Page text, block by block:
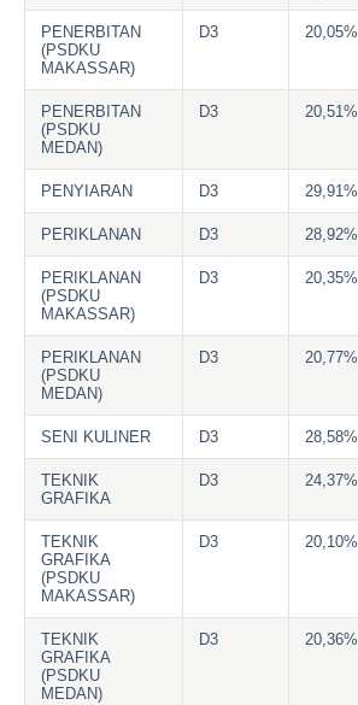
PENERBITAN
(PSDKU
MAKASSAR)
D3 20,05%
PENERBITAN
(PSDKU
MEDAN)
D3 20,51%
PENYIARAN D3 29,91%
PERIKLANAN D3 28,92%
PERIKLANAN
(PSDKU
MAKASSAR)
D3 20,35%
PERIKLANAN
(PSDKU
MEDAN)
D3 20,77%
SENI KULINER D3 28,58%
TEKNIK
GRAFIKA
D3 24,37%
TEKNIK
GRAFIKA
(PSDKU
MAKASSAR)
D3 20,10%
TEKNIK
GRAFIKA
(PSDKU
MEDAN)
D3 20,36%